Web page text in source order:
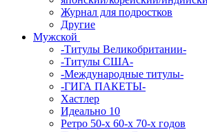
Журнал для подростков
Другие
Мужской
-Титулы Великобритании-
-Титулы США-
-Международные титулы-
-ГИГА ПАКЕТЫ-
Хастлер
Идеально 10
Ретро 50-х 60-х 70-х годов